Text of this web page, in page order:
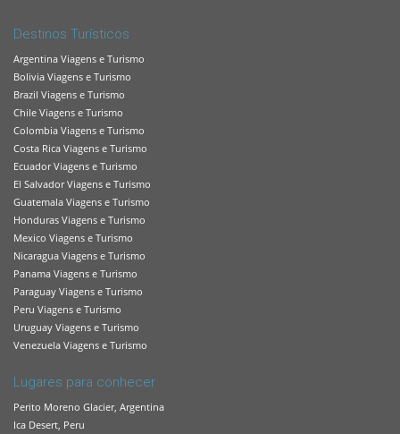
Destinos Turísticos
Argentina Viagens e Turismo
Bolivia Viagens e Turismo
Brazil Viagens e Turismo
Chile Viagens e Turismo
Colombia Viagens e Turismo
Costa Rica Viagens e Turismo
Ecuador Viagens e Turismo
El Salvador Viagens e Turismo
Guatemala Viagens e Turismo
Honduras Viagens e Turismo
Mexico Viagens e Turismo
Nicaragua Viagens e Turismo
Panama Viagens e Turismo
Paraguay Viagens e Turismo
Peru Viagens e Turismo
Uruguay Viagens e Turismo
Venezuela Viagens e Turismo
Lugares para conhecer
Perito Moreno Glacier, Argentina
Ica Desert, Peru